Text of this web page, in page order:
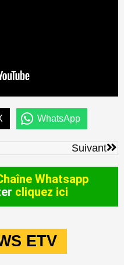
WhatsApp
Suivant
Whatsapp
cliquez ici
ETV